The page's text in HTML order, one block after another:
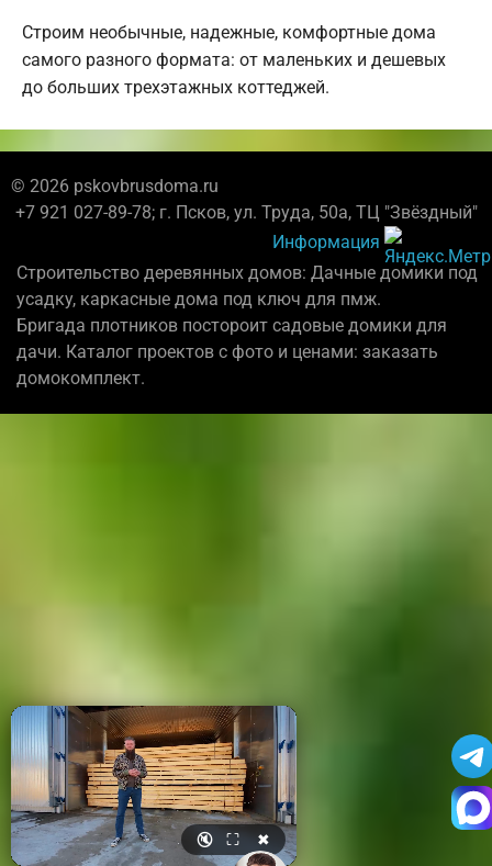
Строим необычные, надежные, комфортные дома
самого разного формата: от маленьких и дешевых
до больших трехэтажных коттеджей.
© 2026 pskovbrusdoma.ru
+7 921 027-89-78; г. Псков, ул. Труда, 50а, ТЦ "Звёздный"
Информация
Строительство деревянных домов: Дачные домики под
усадку, каркасные дома под ключ для пмж.
Бригада плотников постороит садовые домики для
дачи. Каталог проектов с фото и ценами: заказать
домокомплект.
🔇 ⛶ ✖